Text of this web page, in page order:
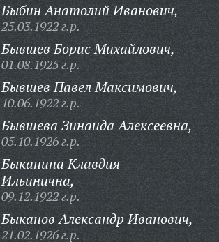
Быбин Анатолий Иванович,
25.03.1922 г.р.
Бывшев Борис Михайлович,
01.08.1925 г.р.
Бывшев Павел Максимович,
10.06.1922 г.р.
Бывшева Зинаида Алексеевна,
05.10.1926 г.р.
Быканина Клавдия
Ильинична,
09.12.1922 г.р.
Быканов Александр Иванович,
21.02.1926 г.р.